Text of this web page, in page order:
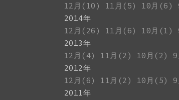
12月(10)
11月(5) 10月(6)
2014年
12月(26)
11月(6) 10月(1)
2013年
12月(4)
11月(2) 10月(2)
2012年
12月(6)
11月(2) 10月(5)
2011年